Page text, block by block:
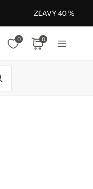
ZĽAVY 40 %
0 0